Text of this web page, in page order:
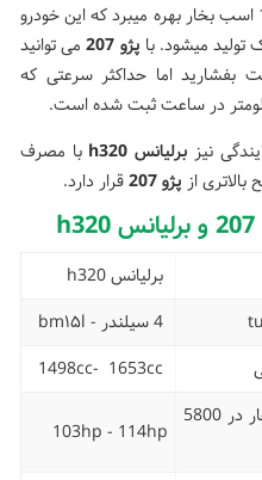
نیز از موتور tu5 با قدرت 105 اسب بخار بهره میبرد که این خودرو
تولید میشود. با پژو 207
می توانید
در ساعت بفشارید اما حداکثر سرعتی که
نیز برلیانسh320
با مصرف
پژو 207 قرار دارد.
برلیانس h320
105 اسب بخار در 5800
103hp - 114hp